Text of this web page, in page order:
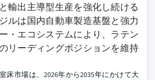
輸出主導型生産を強化し続ける
ルは国内自動車製造基盤と強力
・エコシステムにより、ラテン
リーディングポジションを維持
床市場は、2026年から2035年にかけて大